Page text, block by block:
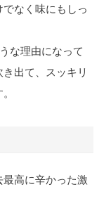
なく味にもしっ
な理由になって
出て、スッキリ
高に辛かった激